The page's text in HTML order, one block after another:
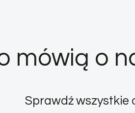
mówią o
Sprawdź wszystkie